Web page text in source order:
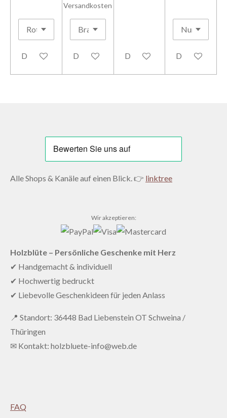
Details anzeigen
Versandkosten
Details anzeigenDetails anzeigenDetails
Alle Shops & Kanäle auf einen Blick. 👉 linktree
Wir akzeptieren:
Holzblüte – Persönliche Geschenke mit Herz
✔ Handgemacht & individuell
✔ Hochwertig bedruckt
✔ Liebevolle Geschenkideen für jeden Anlass
📍 Standort: 36448 Bad Liebenstein OT Schweina /
Thüringen
✉ Kontakt: holzbluete-info@web.de
FAQ